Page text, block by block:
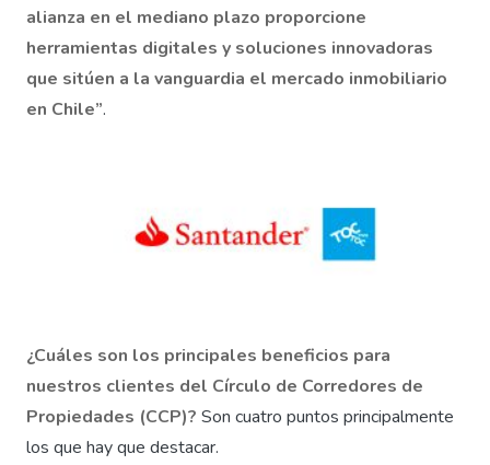
alianza en el mediano plazo proporcione
herramientas digitales y soluciones innovadoras
que sitúen a la vanguardia el mercado inmobiliario
en Chile”.
¿Cuáles son los principales beneficios para
nuestros clientes del Círculo de Corredores de
Propiedades (CCP)? Son cuatro puntos principalmente
los que hay que destacar.